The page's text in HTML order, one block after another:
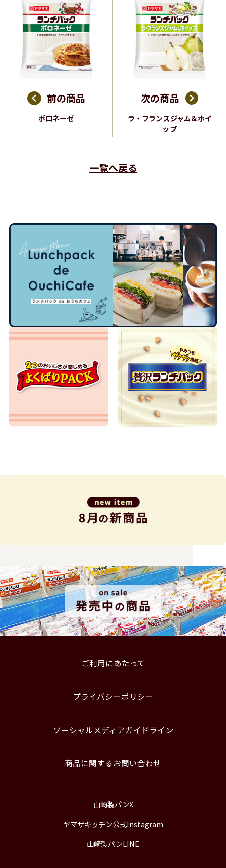
前の商品
ボロネーゼ
一覧へ戻る
次の商品
ラ・フランスジャム＆ホイ
ップ
ご利用にあたって
プライバシーポリシー
ソーシャルメディアガイドライン
商品に関するお問い合わせ
山崎製パンX
ヤマザキッチン公式Instagram
山崎製パンLINE